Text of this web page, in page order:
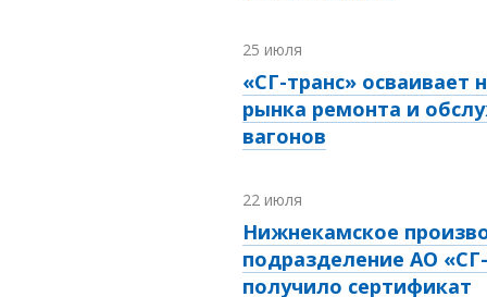
25 июля
«СГ-транс» осваивает
рынка ремонта и
вагонов
22 июля
Нижнекамское
подразделение АО
получило сертификат